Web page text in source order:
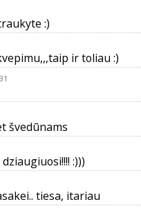
:)
ir toliau :)
švedūnams
:)))
tiesa, itariau